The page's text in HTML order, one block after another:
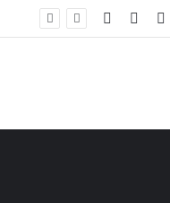
Facebook